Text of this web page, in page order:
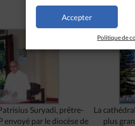
Accepter
Politique de
Suryadi, prêtre-
envoyé par le diocèse de
La
plus